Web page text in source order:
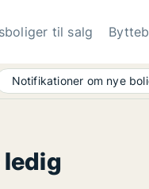
til salg
Notifikationer om nye